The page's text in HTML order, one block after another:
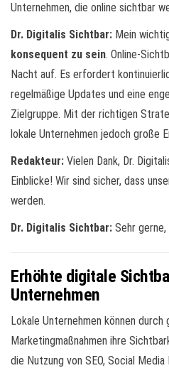
Unternehmen, die online sichtbar
Dr. Digitalis Sichtbar: Mein
konsequent zu sein. Online-
Nacht auf. Es erfordert
regelmäßige Updates und eine
Zielgruppe. Mit der richtigen
lokale Unternehmen jedoch große
Redakteur: Vielen Dank, Dr.
Einblicke! Wir sind sicher, dass
werden.
Dr. Digitalis Sichtbar: Sehr
Erhöhte digitale
Unternehmen
Lokale Unternehmen können
Marketingmaßnahmen ihre
die Nutzung von SEO, Social